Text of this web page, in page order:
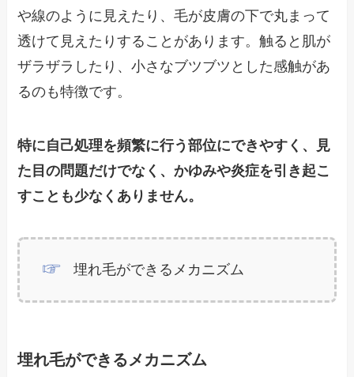
や線のように見えたり、毛が皮膚の下で丸まって
透けて見えたりすることがあります。触ると肌が
ザラザラしたり、小さなブツブツとした感触があ
るのも特徴です。
特に自己処理を頻繁に行う部位にできやすく、見
た目の問題だけでなく、かゆみや炎症を引き起こ
すことも少なくありません。
埋れ毛ができるメカニズム
埋れ毛ができるメカニズム